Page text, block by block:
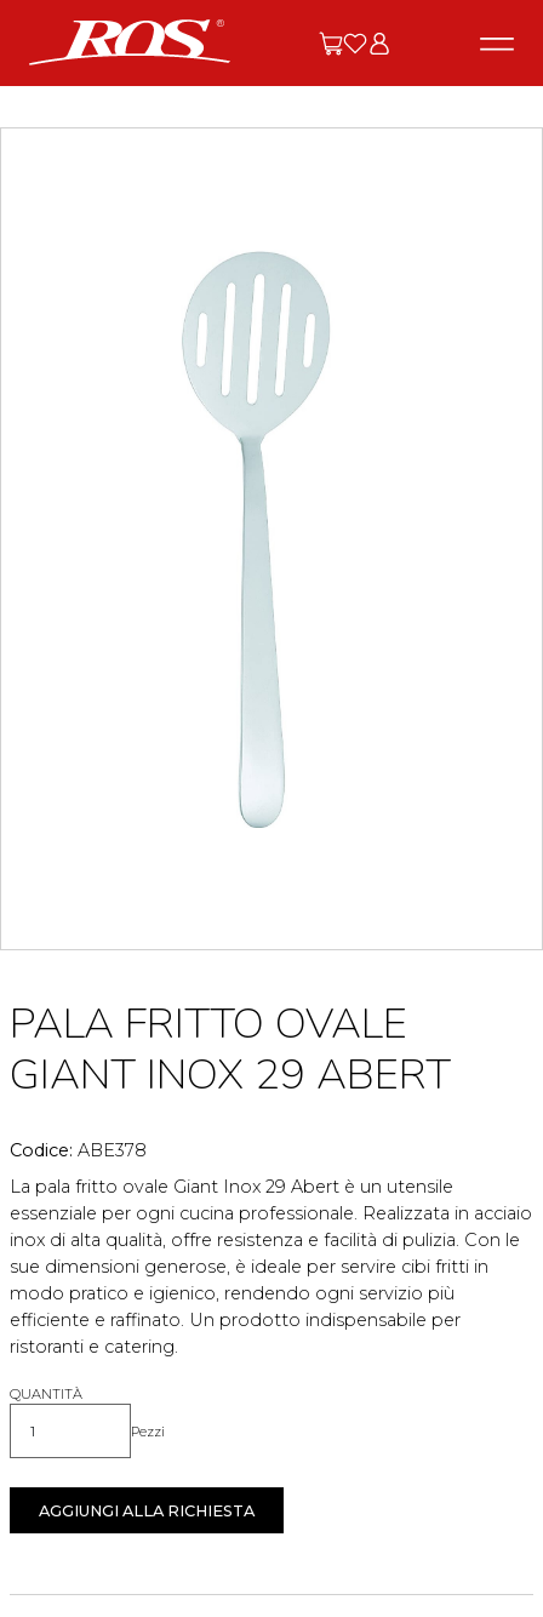
PALA FRITTO OVALE
GIANT INOX 29 ABERT
Codice: ABE378
La pala fritto ovale Giant Inox 29 Abert è un utensile
essenziale per ogni cucina professionale. Realizzata in acciaio
inox di alta qualità, offre resistenza e facilità di pulizia. Con le
sue dimensioni generose, è ideale per servire cibi fritti in
modo pratico e igienico, rendendo ogni servizio più
efficiente e raffinato. Un prodotto indispensabile per
ristoranti e catering.
QUANTITÀ
Quantità Pezzi
AGGIUNGI ALLA RICHIESTA